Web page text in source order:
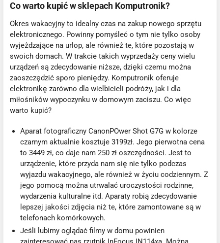
Co warto kupić w sklepach Komputronik?
Okres wakacyjny to idealny czas na zakup nowego sprzętu
elektronicznego. Powinny pomyśleć o tym nie tylko osoby
wyjeżdzające na urlop, ale również te, które pozostają w
swoich domach. W trakcie takich wyprzedaży ceny wielu
urządzeń są zdecydowanie niższe, dzięki czemu można
zaoszczędzić sporo pieniędzy. Komputronik oferuje
elektronikę zarówno dla wielbicieli podróży, jak i dla
miłośników wypoczynku w domowym zaciszu. Co więc
warto kupić?
Aparat fotograficzny CanonPOwer Shot G7G w kolorze
czarnym aktualnie kosztuje 3199zł. Jego pierwotna cena
to 3449 zł, co daje nam 250 zł oszczędności. Jest to
urządzenie, które przyda nam się nie tylko podczas
wyjazdu wakacyjnego, ale również w życiu codziennym. Z
jego pomocą można utrwalać uroczystości rodzinne,
wydarzenia kulturalne itd. Aparaty robią zdecydowanie
lepszej jakości zdjęcia niż te, które zamontowane są w
telefonach komórkowych.
Jeśli lubimy oglądać filmy w domu powinien